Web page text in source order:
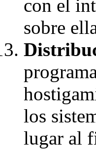
con el
sobre
los
lugar al